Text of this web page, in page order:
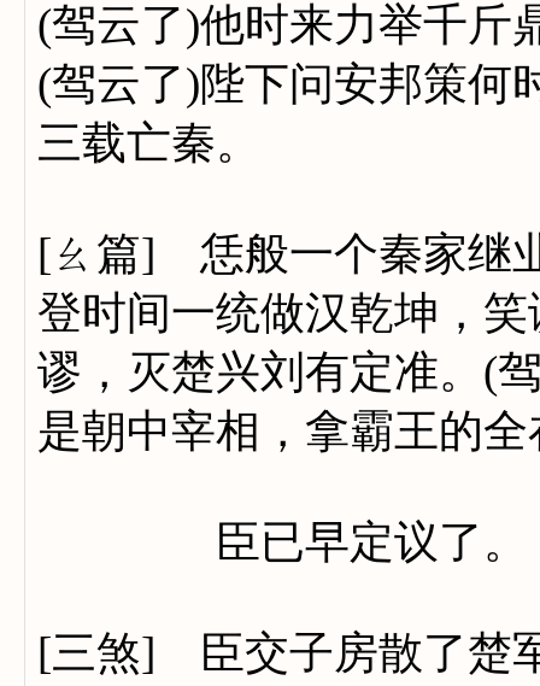
(驾云了)他时来力举千斤
(驾云了)陛下问安邦策何
三载亡秦。
[ㄠ篇] 恁般一个秦家继
登时间一统做汉乾坤，
谬，灭楚兴刘有定准。(
是朝中宰相，拿霸王的
臣已早定议了。
[三煞] 臣交子房散了楚